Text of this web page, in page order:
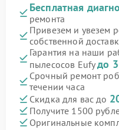
Бесплатная
ремонта
Привезем и увезем
собственной
Гарантия на наши
пылесосов Eufyдо
Срочный ремонт
течении часа
Скидка для вас до
Получите 1500
Оригинальные